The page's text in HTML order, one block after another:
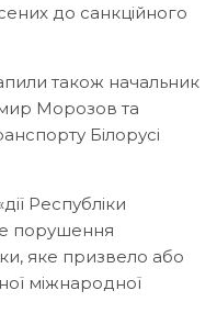
до санкційного
також начальник
Морозов та
Білорусі
Республіки
порушення
яке призвело або
міжнародної